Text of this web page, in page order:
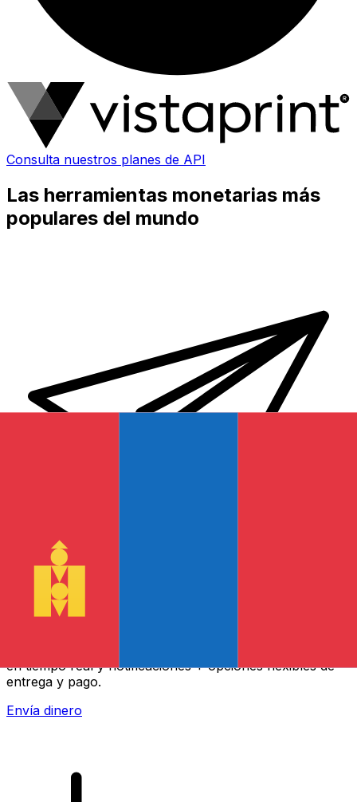
Consulta nuestros planes de API
Las herramientas monetarias más
populares del mundo
Transferencia Internacional de Dinero Xe
en tiempo real y notificaciones + opciones flexibles de
entrega y pago.
Envía dinero